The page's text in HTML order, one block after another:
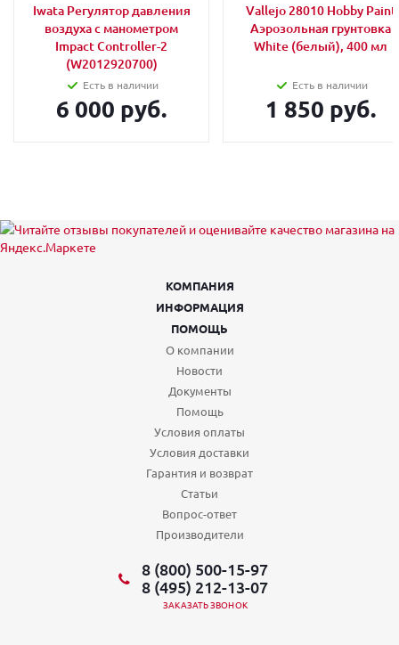
Iwata Регулятор давления
воздуха с манометром
Impact Controller-2
(W2012920700)
Есть в наличии
6 000 руб.
Vallejo 28010 Hobby Paint
Аэрозольная грунтовка
White (белый), 400 мл
Есть в наличии
1 850 руб.
КОМПАНИЯ
ИНФОРМАЦИЯ
ПОМОЩЬ
О компании
Новости
Документы
Помощь
Условия оплаты
Условия доставки
Гарантия и возврат
Статьи
Вопрос-ответ
Производители
8 (800) 500-15-97
8 (495) 212-13-07
ЗАКАЗАТЬ ЗВОНОК